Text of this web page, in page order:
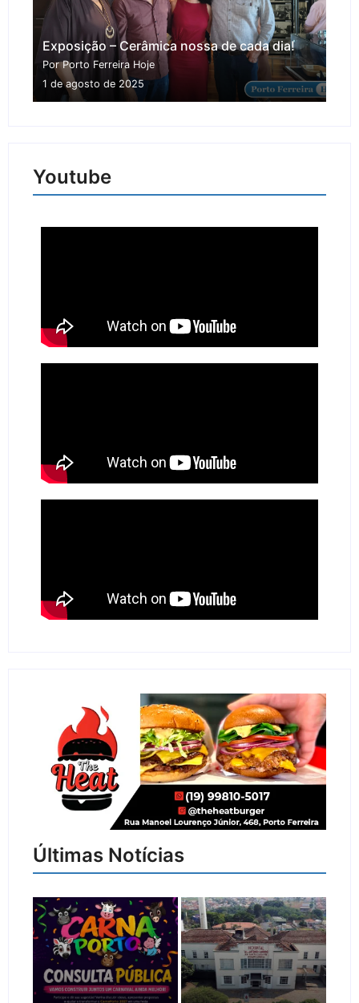
Exposição – Cerâmica nossa de cada dia!
Por Porto Ferreira Hoje
1 de agosto de 2025
Youtube
Últimas Notícias